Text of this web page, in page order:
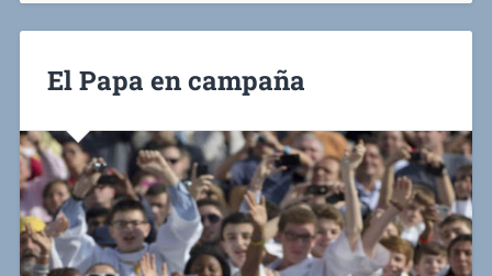
El Papa en campaña